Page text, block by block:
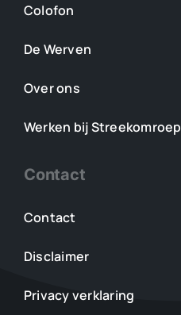
Colofon
De Werven
Over ons
Werken bij Streekomroep
Contact
Contact
Disclaimer
Privacy verklaring